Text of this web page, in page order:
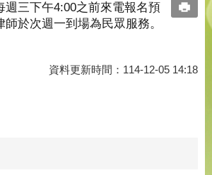
週三下午4:00之前來電報名預
於次週一到場為民眾服務。
資料更新時間：114-12-05 14:18